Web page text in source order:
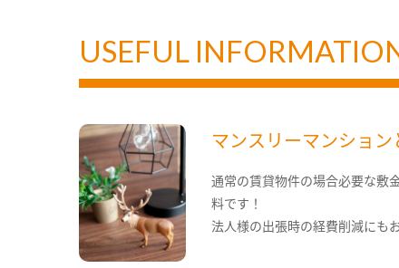
USEFUL
マンスリーマンション
通常の賃貸物件の場合必要な敷
料です！
法人様の出張時の経費削減にも